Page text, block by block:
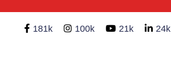
181k 100k 21k 24k